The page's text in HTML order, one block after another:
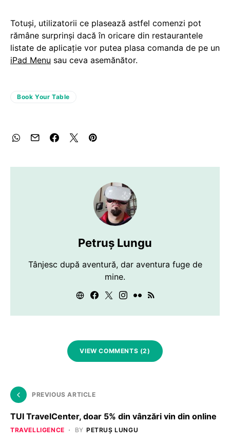
Totuşi, utilizatorii ce plasează astfel comenzi pot
rămâne surprinşi dacă în oricare din restaurantele
listate de aplicaţie vor putea plasa comanda de pe un
iPad Menu sau ceva asemănător.
Book Your Table
Petruș Lungu
Tânjesc după aventură, dar aventura fuge de
mine.
VIEW COMMENTS (2)
PREVIOUS ARTICLE
TUI TravelCenter, doar 5% din vânzări vin din online
TRAVELLIGENCE BY PETRUȘ LUNGU